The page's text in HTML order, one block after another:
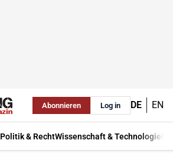
Abonnieren Log in DE EN
Politik & RechtWissenschaft & Technologie